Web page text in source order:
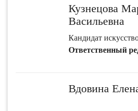
Кузнецова
Васильевна
Кандидат
Ответственный
Вдовина